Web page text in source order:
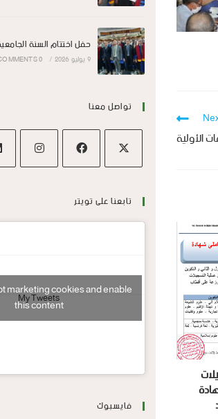
الأولية
حفل اختتام السنة الجامعية 2026/
9 يوليو 2026 /
0 COMMENTS
تواصل معنا
تابعنا على تويتر
My Tweets
marketing cookies and enable
this content
فايسبوك